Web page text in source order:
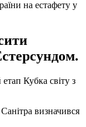
Кубка світу з
визначився